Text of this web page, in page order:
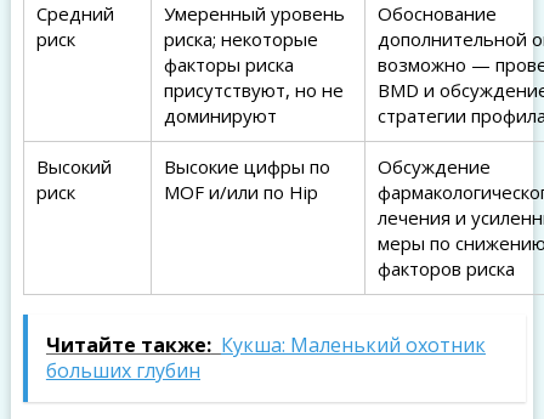
Средний
риск
Умеренный уровень
риска; некоторые
факторы риска
присутствуют, но не
доминируют
Обоснование
дополнительной
возможно —
BMD и
стратегии
Высокий
риск
Высокие цифры по
MOF и/или по Hip
Обсуждение
лечения и
меры по
факторов риска
Читайте также: Кукша: Маленький охотник
больших глубин